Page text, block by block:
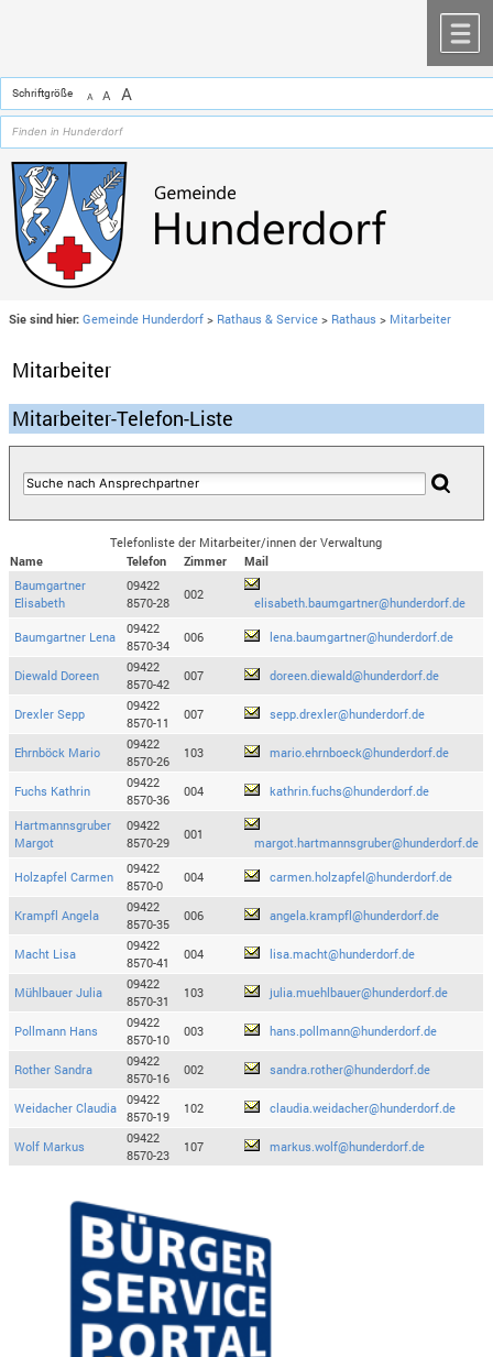
Schriftgröße A A A
Sie sind hier: Gemeinde Hunderdorf > Rathaus & Service > Rathaus > Mitarbeiter
Mitarbeiter
Mitarbeiter-Telefon-Liste
Telefonliste der Mitarbeiter/innen der Verwaltung
Name
Telefon Zimmer
Mail
Baumgartner
Elisabeth
09422
8570-28
002
elisabeth.baumgartner@hunderdorf.de
Baumgartner Lena
09422
8570-34
006 lena.baumgartner@hunderdorf.de
Diewald Doreen
09422
8570-42
007 doreen.diewald@hunderdorf.de
Drexler Sepp
09422
8570-11
007 sepp.drexler@hunderdorf.de
Ehrnböck Mario
09422
8570-26
103 mario.ehrnboeck@hunderdorf.de
Fuchs Kathrin
09422
8570-36
004 kathrin.fuchs@hunderdorf.de
Hartmannsgruber
Margot
09422
8570-29
001
margot.hartmannsgruber@hunderdorf.de
Holzapfel Carmen
09422
8570-0
004 carmen.holzapfel@hunderdorf.de
Krampfl Angela
09422
8570-35
006 angela.krampfl@hunderdorf.de
Macht Lisa
09422
8570-41
004 lisa.macht@hunderdorf.de
Mühlbauer Julia
09422
8570-31
103 julia.muehlbauer@hunderdorf.de
Pollmann Hans
09422
8570-10
003 hans.pollmann@hunderdorf.de
Rother Sandra
09422
8570-16
002 sandra.rother@hunderdorf.de
Weidacher Claudia
09422
8570-19
102 claudia.weidacher@hunderdorf.de
Wolf Markus
09422
8570-23
107 markus.wolf@hunderdorf.de